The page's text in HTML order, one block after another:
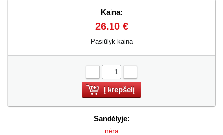
Kaina:
26.10 €
Pasiūlyk kainą
Sandėlyje:
nėra